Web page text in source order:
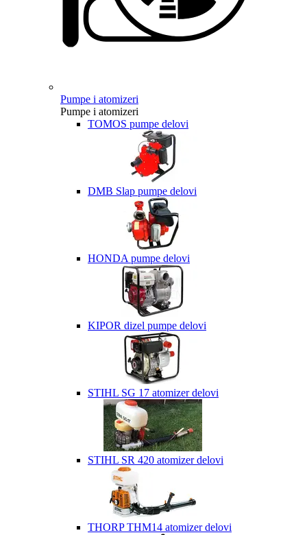
Pumpe i atomizeri
Pumpe i atomizeri
TOMOS pumpe delovi
DMB Slap pumpe delovi
HONDA pumpe delovi
KIPOR dizel pumpe delovi
STIHL SG 17 atomizer delovi
STIHL SR 420 atomizer delovi
THORP THM14 atomizer delovi